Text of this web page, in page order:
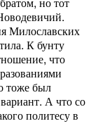
Милославских
К бунту
что
тоже был
А что со
политесу в